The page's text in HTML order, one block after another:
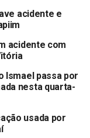
acidente e
acidente com
Ismael passa por
nesta quarta-
usada por